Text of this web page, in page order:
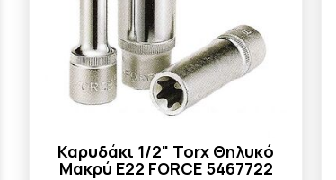
Καρυδάκι 1/2" Torx Θηλυκό
Μακρύ E22 FORCE 5467722